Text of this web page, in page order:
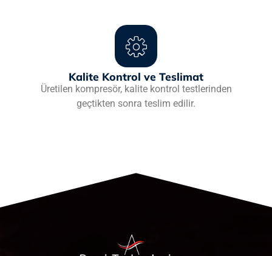
Kalite Kontrol ve Teslimat
Üretilen kompresör, kalite kontrol testlerinden
geçtikten sonra teslim edilir.